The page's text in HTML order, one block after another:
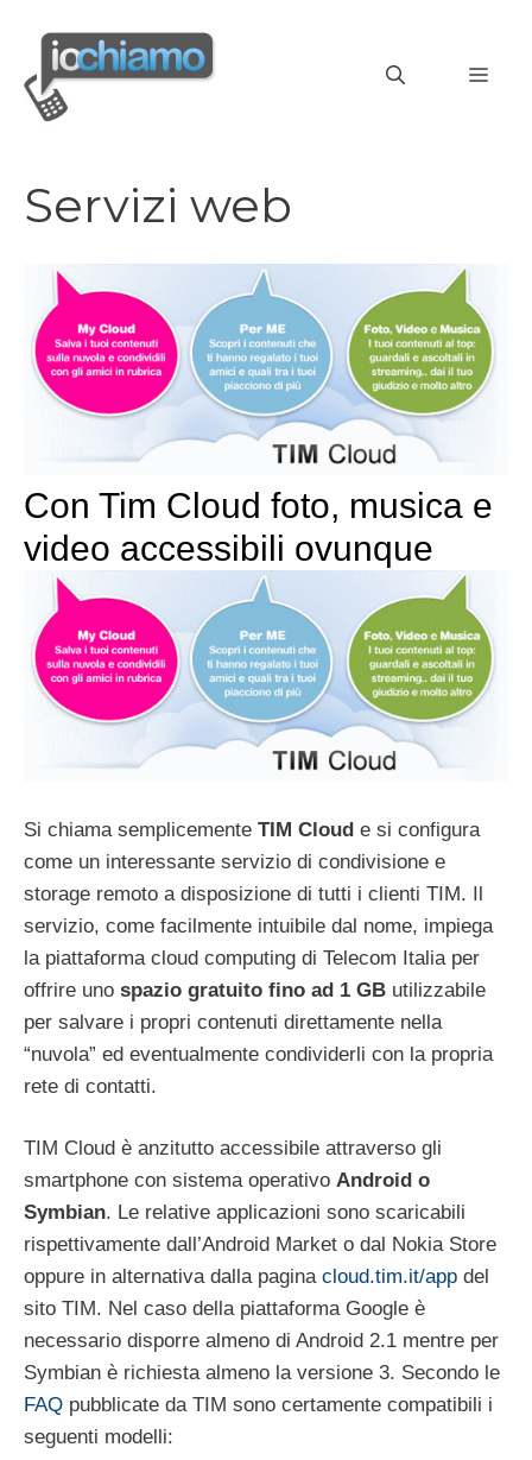
contenuto
Servizi web
Con Tim Cloud foto, musica e
video accessibili ovunque
Si chiama semplicemente TIM Cloud e si configura
come un interessante servizio di condivisione e
storage remoto a disposizione di tutti i clienti TIM. Il
servizio, come facilmente intuibile dal nome, impiega
la piattaforma cloud computing di Telecom Italia per
offrire uno spazio gratuito fino ad 1 GB utilizzabile
per salvare i propri contenuti direttamente nella
“nuvola” ed eventualmente condividerli con la propria
rete di contatti.
TIM Cloud è anzitutto accessibile attraverso gli
smartphone con sistema operativo Android o
Symbian. Le relative applicazioni sono scaricabili
rispettivamente dall’Android Market o dal Nokia Store
oppure in alternativa dalla pagina cloud.tim.it/app del
sito TIM. Nel caso della piattaforma Google è
necessario disporre almeno di Android 2.1 mentre per
Symbian è richiesta almeno la versione 3. Secondo le
FAQ pubblicate da TIM sono certamente compatibili i
seguenti modelli: